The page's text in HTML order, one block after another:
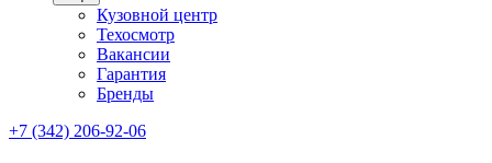
Кузовной центр
Техосмотр
Вакансии
Гарантия
Бренды
+7 (342) 206-92-06